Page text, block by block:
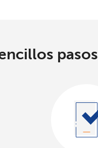
pasos